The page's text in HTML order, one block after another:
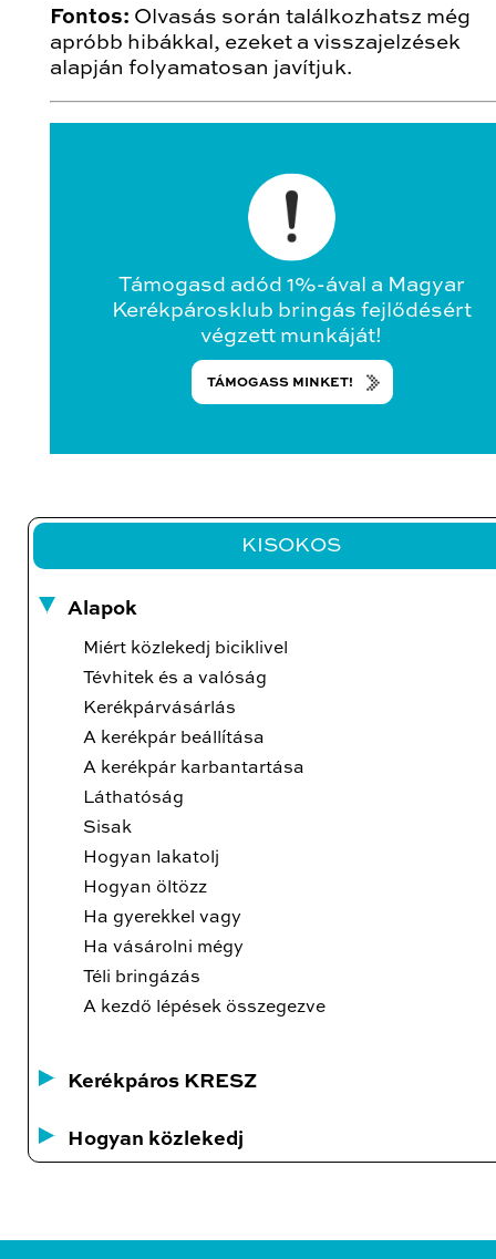
Fontos: Olvasás során találkozhatsz még
apróbb hibákkal, ezeket a visszajelzések
alapján folyamatosan javítjuk.
Támogasd adód 1%-ával a Magyar
Kerékpárosklub bringás fejlődésért
végzett munkáját!
TÁMOGASS MINKET!
KISOKOS
Alapok
Miért közlekedj biciklivel
Tévhitek és a valóság
Kerékpárvásárlás
A kerékpár beállítása
A kerékpár karbantartása
Láthatóság
Sisak
Hogyan lakatolj
Hogyan öltözz
Ha gyerekkel vagy
Ha vásárolni mégy
Téli bringázás
A kezdő lépések összegezve
Kerékpáros KRESZ
Hogyan közlekedj